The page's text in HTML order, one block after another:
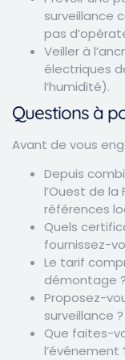
surveillance
pas
Veiller à
électriques
l’humidité).
Questions à
Avant de vous
Depuis
l’Ouest de
références
Quels
fournissez-
Le tarif
démontage ?
Proposez-
surveillance ?
Que faites-
l’événement